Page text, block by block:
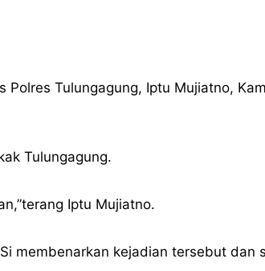
Polres Tulungagung, Iptu Mujiatno,
Tulungagung.
Iptu Mujiatno.
membenarkan kejadian tersebut dan